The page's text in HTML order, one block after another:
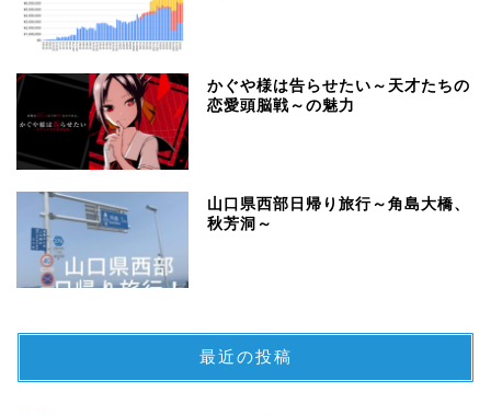
かぐや様は告らせたい～天才たちの
恋愛頭脳戦～の魅力
山口県西部日帰り旅行～角島大橋、
秋芳洞～
最近の投稿